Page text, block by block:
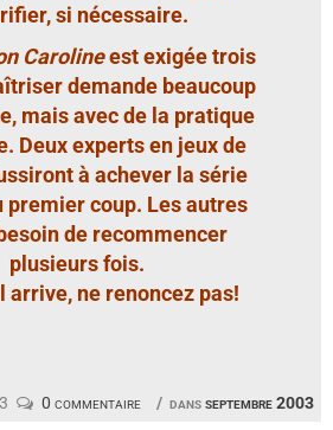
dansseptembre 2003
0 commentaire
si nécessaire.
Carolineest exigée trois
demande beaucoup
mais avec de la pratique
Deux experts en jeux de
à achever la série
coup. Les autres
de recommencer
plusieurs fois.
arrive, ne renoncez pas!